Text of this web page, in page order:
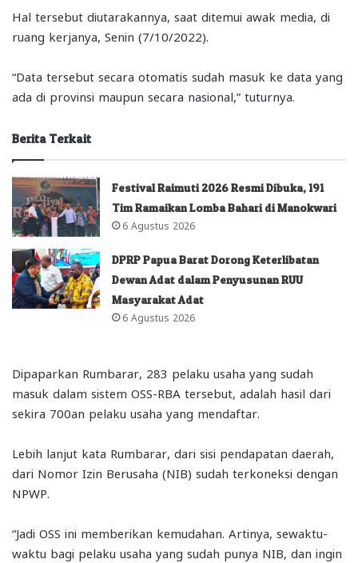
Hal tersebut diutarakannya, saat ditemui awak media, di
ruang kerjanya, Senin (7/10/2022).
“Data tersebut secara otomatis sudah masuk ke data yang
ada di provinsi maupun secara nasional,” tuturnya.
Berita Terkait
Festival Raimuti 2026 Resmi Dibuka, 191
Tim Ramaikan Lomba Bahari di Manokwari
6 Agustus 2026
DPRP Papua Barat Dorong Keterlibatan
Dewan Adat dalam Penyusunan RUU
Masyarakat Adat
6 Agustus 2026
Dipaparkan Rumbarar, 283 pelaku usaha yang sudah
masuk dalam sistem OSS-RBA tersebut, adalah hasil dari
sekira 700an pelaku usaha yang mendaftar.
Lebih lanjut kata Rumbarar, dari sisi pendapatan daerah,
dari Nomor Izin Berusaha (NIB) sudah terkoneksi dengan
NPWP.
“Jadi OSS ini memberikan kemudahan. Artinya, sewaktu-
waktu bagi pelaku usaha yang sudah punya NIB, dan ingin